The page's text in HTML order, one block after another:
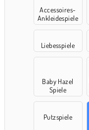
Accessoires-
Ankleidespiele
Liebesspiele
Baby Hazel
Spiele
Putzspiele